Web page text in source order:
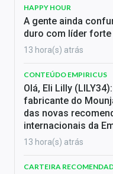
HAPPY HOUR
A gente ainda
duro com líder forte
13 hora(s) atrás
CONTEÚDO EMPIRICUS
Olá, Eli Lilly
fabricante do
das novas
internacionais da
13 hora(s) atrás
CARTEIRA